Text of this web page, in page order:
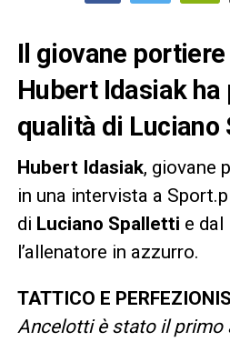
Il giovane
Hubert Idasiak
qualità di Luciano
Hubert Idasiak, giovane
in una intervista a
di Luciano Spalletti e dal
l’allenatore in azzurro.
TATTICO E
Ancelottiè stato il primo